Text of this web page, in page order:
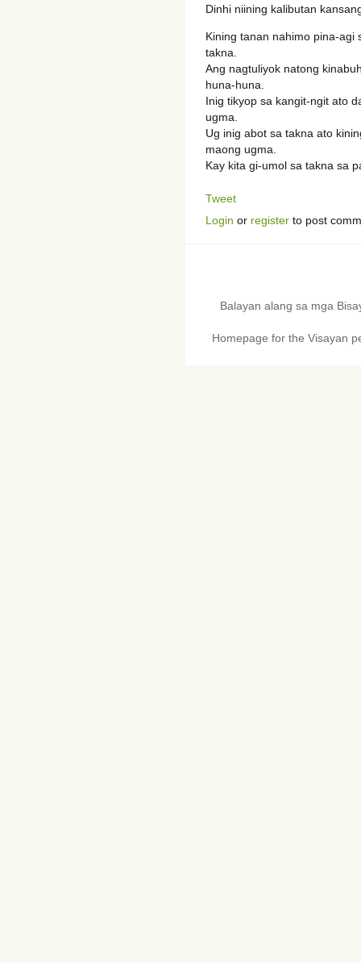
Dinhi niining kalibutan
Kining tanan nahimo pina-
takna.
Ang nagtuliyok natong
huna-huna.
Inig tikyop sa kangit-ngit ato
ugma.
Ug inig abot sa takna ato
maong ugma.
Kay kita gi-umol sa takna sa
Tweet
Login or register to post
Balayan alang sa mga
Homepage for the Visayan